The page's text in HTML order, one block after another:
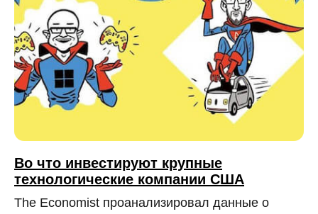
Во что инвестируют крупные
технологические компании США
The Economist проанализировал данные о